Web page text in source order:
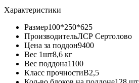
Характеристики
Размер100*250*625
ПроизводительЛСР Сертолово
Цена за поддон9400
Вес 1шт8,6 кг
Вес поддона1100
Класс прочностиB2,5